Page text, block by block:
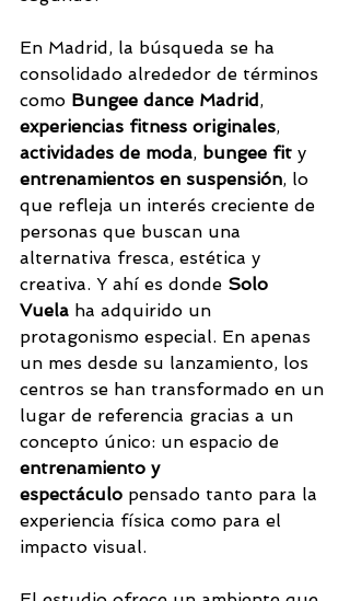
En Madrid, la búsqueda se ha
consolidado alrededor de términos
como Bungee dance Madrid ,
experiencias fitness originales,
actividades de moda, bungee fit y
entrenamientos en suspensión, lo
que refleja un interés creciente de
personas que buscan una
alternativa fresca, estética y
creativa. Y ahí es donde Solo
Vuela ha adquirido un
protagonismo especial. En apenas
un mes desde su lanzamiento, los
centros se han transformado en un
lugar de referencia gracias a un
concepto único: un espacio de
entrenamiento y
espectáculo pensado tanto para la
experiencia física como para el
impacto visual.